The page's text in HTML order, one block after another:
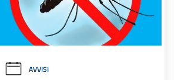
AVVISI